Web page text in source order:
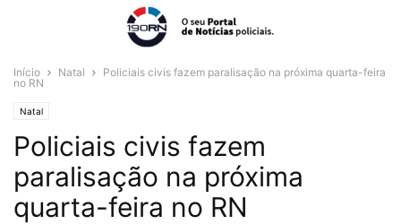
Início Natal
Policiais civis fazem paralisação na próxima quarta-feira
no RN
Natal
Policiais civis fazem
paralisação na próxima
quarta-feira no RN